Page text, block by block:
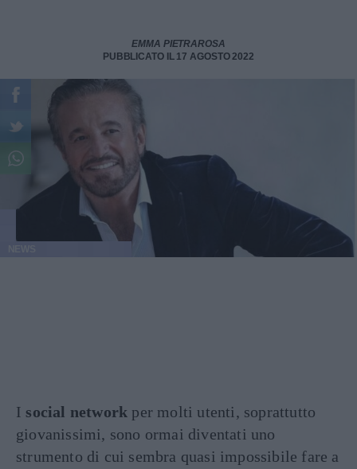
EMMA PIETRAROSA
PUBBLICATO IL 17 AGOSTO 2022
I social network per molti utenti, soprattutto
giovanissimi, sono ormai diventati uno
strumento di cui sembra quasi impossibile fare a